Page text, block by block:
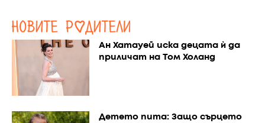
Ан Хатауей иска децата ѝ да
приличат на Том Холанд
Детето пита: Защо сърцето